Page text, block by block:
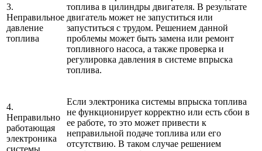
3.
Неправильное
давление
топлива
топлива в цилиндры двигателя. В результате
двигатель может не запуститься или
запуститься с трудом. Решением данной
проблемы может быть замена или ремонт
топливного насоса, а также проверка и
регулировка давления в системе впрыска
топлива.
4.
Неправильно
работающая
электроника
системы
Если электроника системы впрыска топлива
не функционирует корректно или есть сбои в
ее работе, то это может привести к
неправильной подаче топлива или его
отсутствию. В таком случае решением